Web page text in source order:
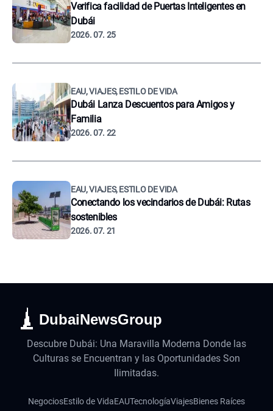
Verifica facilidad de Puertas Inteligentes en
Dubái
2026. 07. 25
EAU, VIAJES, ESTILO DE VIDA
Dubái Lanza Descuentos para Amigos y
Familia
2026. 07. 22
EAU, VIAJES, ESTILO DE VIDA
Conectando los vecindarios de Dubái: Rutas
sostenibles
2026. 07. 21
DubaiNewsGroup
Descubre Dubái: Una Maravilla Moderna Donde las
Culturas se Encuentran y las Oportunidades Son
Ilimitadas.
NegociosEstilo de VidaEAUTecnologíaViajesBienes Raíces